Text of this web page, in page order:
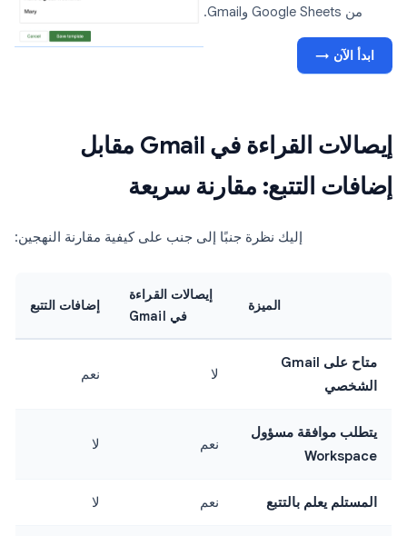
من Google Sheets وGmail.
ابدأ الآن →
إيصالات القراءة في Gmail مقابل
إضافات التتبع: مقارنة سريعة
إليك نظرة جنبًا إلى جنب على كيفية مقارنة النهجين:
الميزة
إيصالات القراءة
في Gmail
إضافات التتبع
متاح على Gmail
الشخصي
لا نعم
يتطلب موافقة مسؤول
Workspace
نعم لا
المستلم يعلم بالتتبع نعم لا